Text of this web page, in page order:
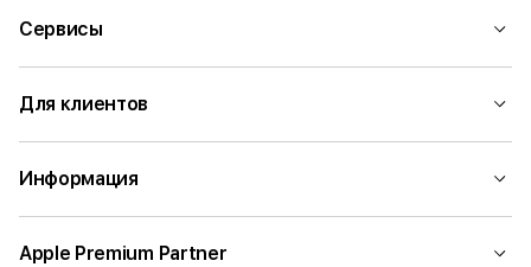
Сервисы
Для клиентов
Информация
Apple Premium Partner